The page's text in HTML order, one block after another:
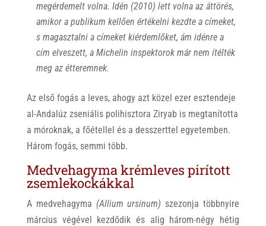
megérdemelt volna. Idén (2010) lett volna az áttörés,
amikor a publikum kellően értékelni kezdte a címeket,
s magasztalni a címeket kiérdemlőket, ám idénre a
cím elveszett, a Michelin inspektorok már nem ítélték
meg az étteremnek.
Az első fogás a leves, ahogy azt közel ezer esztendeje
al-Andalúz zseniális polihisztora Ziryab is megtanította
a móroknak, a főétellel és a desszerttel egyetemben.
Három fogás, semmi több.
Medvehagyma krémleves pirított
zsemlekockákkal
A medvehagyma (Allium ursinum) szezonja többnyire
március végével kezdődik és alig három-négy hétig